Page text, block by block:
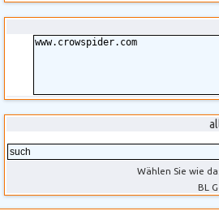
Wählen Sie wie
BL